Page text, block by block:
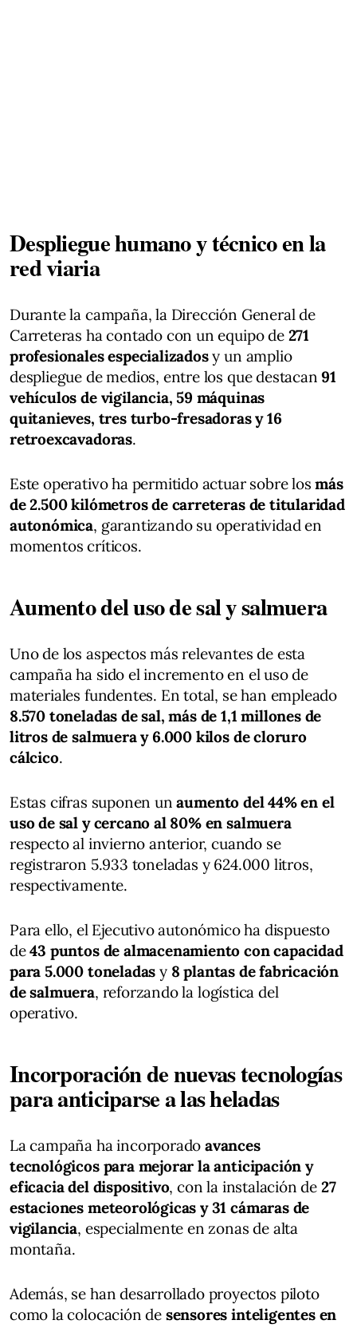
Despliegue humano y técnico en la
red viaria
Durante la campaña, la Dirección General de
Carreteras ha contado con un equipo de 271
profesionales especializadosy un amplio
despliegue de medios, entre los que destacan91
vehículos de vigilancia, 59 máquinas
quitanieves, tres turbo-fresadoras y 16
retroexcavadoras.
Este operativo ha permitido actuar sobre losmás
de 2.500 kilómetros de carreteras de titularidad
autonómica, garantizando su operatividad en
momentos críticos.
Aumento del uso de sal y salmuera
Uno de los aspectos más relevantes de esta
campaña ha sido el incremento en el uso de
materiales fundentes. En total, se han empleado
8.570 toneladas de sal, más de 1,1 millones de
litros de salmuera y 6.000 kilos de cloruro
cálcico.
Estas cifras suponen unaumento del 44% en el
uso de sal y cercano al 80% en salmuera
respecto al invierno anterior, cuando se
registraron 5.933 toneladas y 624.000 litros,
respectivamente.
Para ello, el Ejecutivo autonómico ha dispuesto
de43 puntos de almacenamiento con capacidad
para 5.000 toneladas y 8 plantas de fabricación
de salmuera, reforzando la logística del
operativo.
Incorporación de nuevas tecnologías
para anticiparse a las heladas
La campaña ha incorporadoavances
tecnológicos para mejorar la anticipación y
eficacia del dispositivo, con la instalación de 27
estaciones meteorológicas y 31 cámaras de
vigilancia, especialmente en zonas de alta
montaña.
Además, se han desarrollado proyectos piloto
como la colocación de sensores inteligentes en